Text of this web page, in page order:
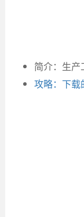
简介：生产
攻略：下载